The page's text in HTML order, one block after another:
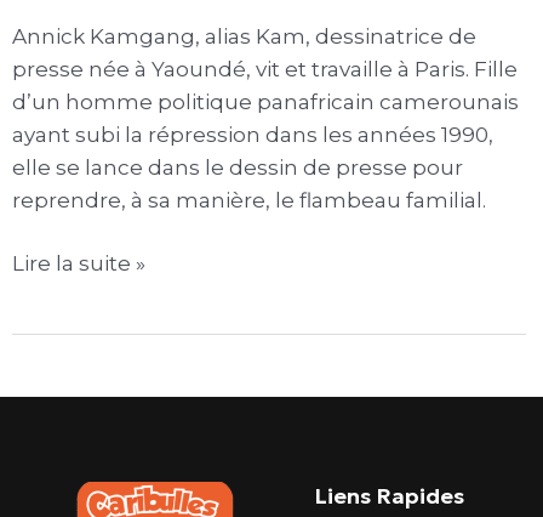
Annick Kamgang, alias Kam, dessinatrice de
presse née à Yaoundé, vit et travaille à Paris. Fille
d’un homme politique panafricain camerounais
ayant subi la répression dans les années 1990,
elle se lance dans le dessin de presse pour
reprendre, à sa manière, le flambeau familial.
Lire la suite »
Liens Rapides